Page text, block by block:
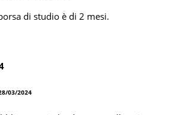
di studio è di 2 mesi.
03/2024